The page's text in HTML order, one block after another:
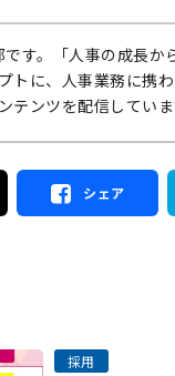
す。「人事の成長か
トに、人事業務に携
テンツを配信していま
シェア
採用